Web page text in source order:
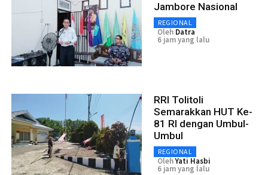
Jambore Nasional
REGIONAL
Oleh Datra
6 jam yang lalu
RRI Tolitoli
Semarakkan HUT Ke-
81 RI dengan Umbul-
Umbul
REGIONAL
OlehYati Hasbi
6 jam yang lalu